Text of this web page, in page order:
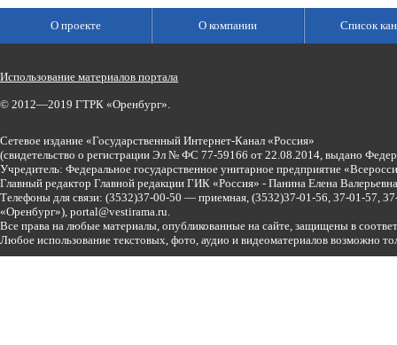
О проекте О компании Список
Использование материалов портала
© 2012—2019 ГТРК «Оренбург».
Сетевое издание «Государственный Интернет-Канал «Россия»
(свидетельство о регистрации Эл № ФС 77-59166 от 22.08.2014, выдано
Учредитель: Федеральное государственное унитарное предприятие
Главный редактор Главной редакции ГИК «Россия» - Панина Елена
Телефоны для связи: (3532)37-00-50 — приемная, (3532)37-01-56, 37-01-57,
«Оренбург»), portal@vestirama.ru.
Все права на любые материалы, опубликованные на сайте, защищены в
Любое использование текстовых, фото, аудио и видеоматериалов возможно